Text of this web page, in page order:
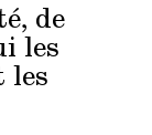
de
les
les